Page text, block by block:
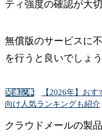
ティ強度の確認が大切
無償版のサービスに
を行うと良いでしょう
関連記事
【2026年】お
向け人気ランキングも紹介
クラウドメールの製